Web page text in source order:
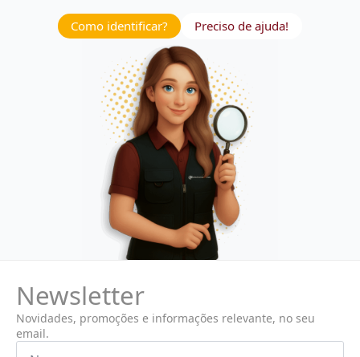
Como identificar? Preciso de ajuda!
Newsletter
Novidades, promoções e informações relevante, no seu
email.
Nome